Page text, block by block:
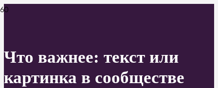
Что важнее: текст или
картинка в сообществе